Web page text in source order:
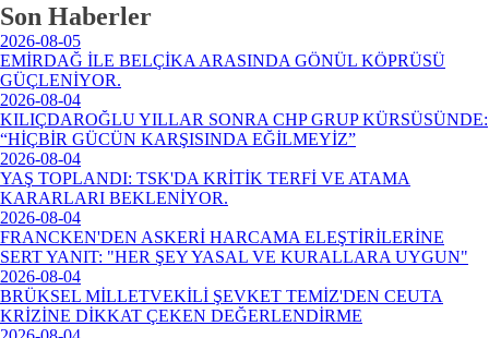
Son Haberler
2026-08-05
EMİRDAĞ İLE BELÇİKA ARASINDA GÖNÜL KÖPRÜSÜ
GÜÇLENİYOR.
2026-08-04
KILIÇDAROĞLU YILLAR SONRA CHP GRUP KÜRSÜSÜNDE:
“HİÇBİR GÜCÜN KARŞISINDA EĞİLMEYİZ”
2026-08-04
YAŞ TOPLANDI: TSK'DA KRİTİK TERFİ VE ATAMA
KARARLARI BEKLENİYOR.
2026-08-04
FRANCKEN'DEN ASKERİ HARCAMA ELEŞTİRİLERİNE
SERT YANIT: "HER ŞEY YASAL VE KURALLARA UYGUN"
2026-08-04
BRÜKSEL MİLLETVEKİLİ ŞEVKET TEMİZ'DEN CEUTA
KRİZİNE DİKKAT ÇEKEN DEĞERLENDİRME